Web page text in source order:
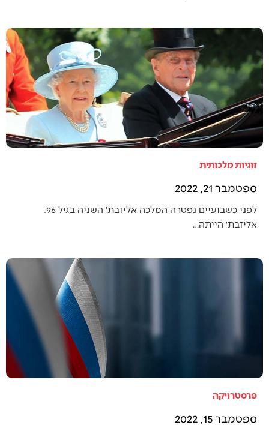
זוגיות מלכותית
ספטמבר 21, 2022
לפני כשבועיים נפטרה המלכה אליזבת׳ השניה בגיל 96.
אליזבת׳ הייתה…
פרסטרויקה
ספטמבר 15, 2022